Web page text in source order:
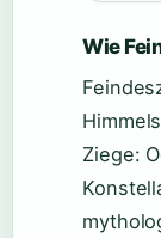
Wie
Ziege: